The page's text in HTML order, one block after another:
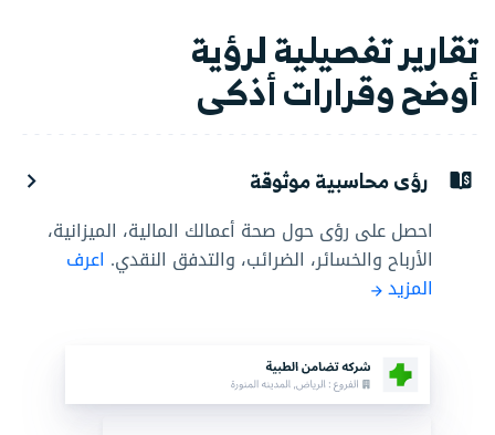
تقارير تفصيلية لرؤية
أوضح وقرارات أذكى
رؤى محاسبية موثوقة
احصل على رؤى حول صحة أعمالك المالية، الميزانية،
الأرباح والخسائر، الضرائب، والتدفق النقدي. اعرف
المزيد